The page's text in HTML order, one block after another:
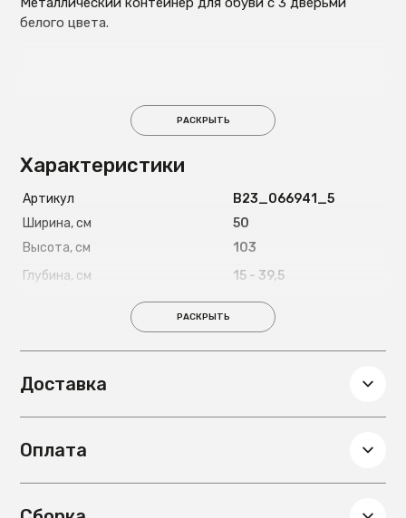
белого цвета.
РАСКРЫТЬ
Характеристики
Артикул
B23_066941_5
Ширина, см
50
Высота, см
103
Глубина, см
15 - 39,5
11,2
РАСКРЫТЬ
Доставка
Оплата